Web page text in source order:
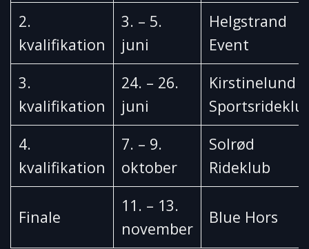
2.
kvalifikation
3. – 5.
juni
Helgstrand
Event
3.
kvalifikation
24. – 26.
juni
Kirstinelund
4.
kvalifikation
7. – 9.
oktober
Solrød
Rideklub
Finale
11. – 13.
november
Blue Hors